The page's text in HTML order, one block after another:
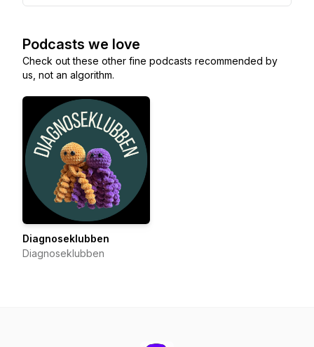
Podcasts we love
Check out these other fine podcasts recommended by
us, not an algorithm.
Diagnoseklubben
Diagnoseklubben